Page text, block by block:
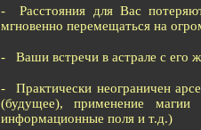
- Расстояния для Вас
мгновенно перемещаться на
- Ваши встречи в астрале с его
- Практически неограничен
(будущее), применение
информационные поля и т.д.)